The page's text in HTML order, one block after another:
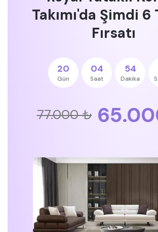
Takımı'da Şimdi 6
Fırsatı
20
Gün
04
Saat
54
Dakika
77.000 ₺